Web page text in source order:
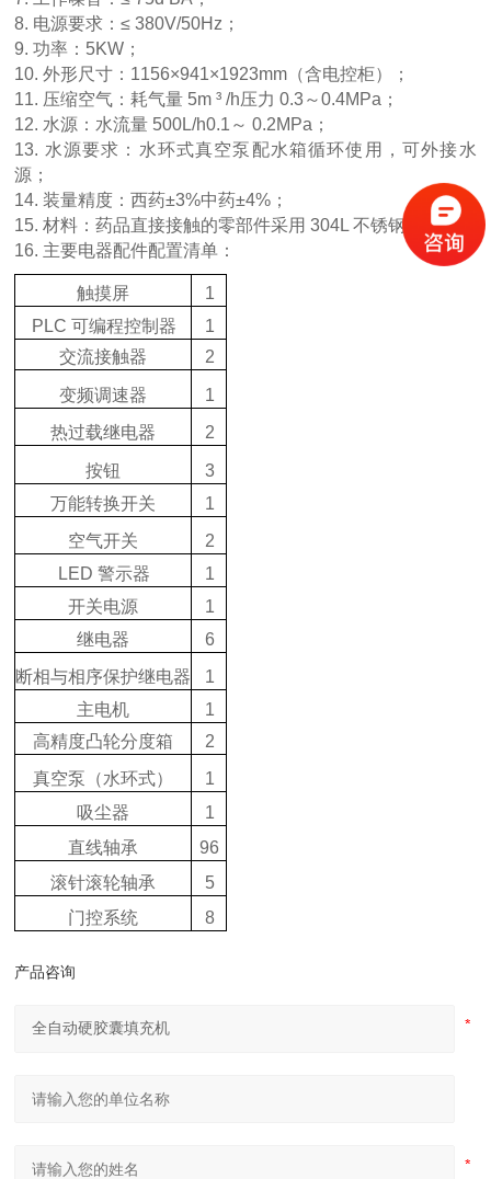
8. 电源要求：≤ 380V/50Hz；
9. 功率：5KW；
10. 外形尺寸：1156×941×1923mm（含电控柜）；
11. 压缩空气：耗气量 5m ³ /h压力 0.3～0.4MPa；
12. 水源：水流量 500L/h0.1～ 0.2MPa；
13. 水源要求：水环式真空泵配水箱循环使用，可外接水
源；
14. 装量精度：西药±3%中药±4%；
15. 材料：药品直接接触的零部件采用 304L 不锈钢；
16. 主要电器配件配置清单：
触摸屏
1
PLC 可编程控制器
1
交流接触器
2
变频调速器
1
热过载继电器
2
按钮
3
万能转换开关
1
空气开关
2
LED 警示器
1
开关电源
1
继电器
6
断相与相序保护继电器
1
主电机
1
高精度凸轮分度箱
2
真空泵（水环式）
1
吸尘器
1
直线轴承
96
滚针滚轮轴承
5
门控系统
8
产品咨询